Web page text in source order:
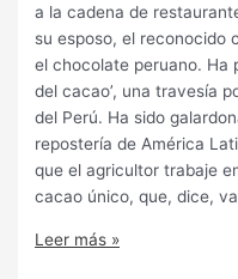
a la cadena de
su esposo, el reconocido
el chocolate peruano. Ha
del cacao’, una travesía
del Perú. Ha sido
repostería de América
que el agricultor trabaje
cacao único, que, dice,
Leer más »